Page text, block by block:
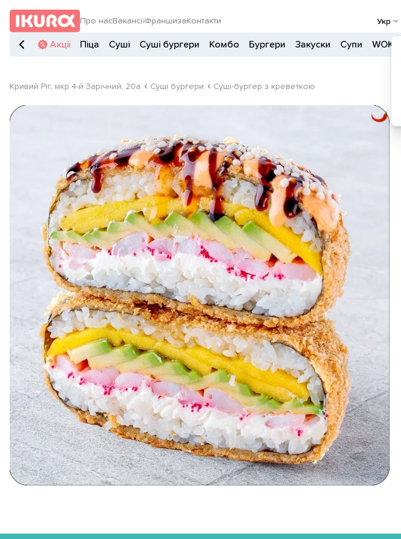
Про насВакансіїФраншиза Контакти Укр
Акції Піца Суші Суші бургери Комбо Бургери Закуски Супи WOK
Кривий Ріг, мкр 4-й Зарічний, 20а Суші бургери Суші-бургер з креветкою